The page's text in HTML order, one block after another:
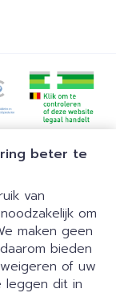
beter te
van
om
maken geen
bieden
of uw
leggen dit in